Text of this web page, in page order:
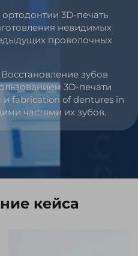
3D-печать
невидимых
проволочных
зубов
3D-печати
и fabrication of dentures in
частями их зубов.
кейса